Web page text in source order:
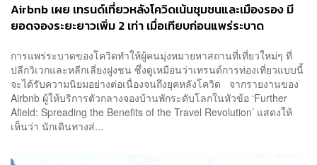
Airbnb เผย เทรนด์เที่ยวหลังโควิดเน้นชุมชนและเมืองรอง มี
ยอดจองระยะยาวเพิ่ม 2 เท่า เมื่อเทียบก่อนแพร่ระบาด
การแพร่ระบาดของโควิดทำให้ผู้คนมุ่งหมายหาสถานที่เที่ยวใหม่ๆ ที่
ปลีกวิเวกและหลีกเลี่ยงฝูงชน ซึ่งดูเหมือนว่าเทรนด์การท่องเที่ยวแบบนี้
จะได้รับความนิยมอย่างต่อเนื่องจนถึงยุคหลังโควิด จากรายงานของ
Airbnb ผู้ให้บริการตัวกลางจองบ้านพักระดับโลกในหัวข้อ ‘Further
Afield: Spreading the Benefits of the Travel Revolution’ แสดงให้
เห็นว่า นักเดินทางส่...